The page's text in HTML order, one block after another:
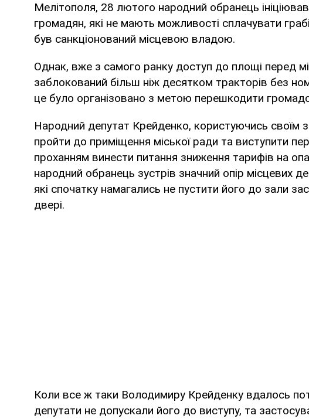
Мелітополя, 28 лютого народний обранець
громадян, які не мають можливості сплачувати
був санкціонований місцевою владою.
Однак, вже з самого ранку доступ до площі перед
заблокований більш ніж десятком тракторів без
це було організовано з метою перешкодити
Народний депутат Крейденко, користуючись своїм
пройти до приміщення міської ради та виступити
проханням винести питання зниження тарифів на
народний обранець зустрів значний опір місцевих
які спочатку намагались не пустити його до зали
двері.
Коли все ж таки Володимиру Крейденку вдалось
депутати не допускали його до виступу, та